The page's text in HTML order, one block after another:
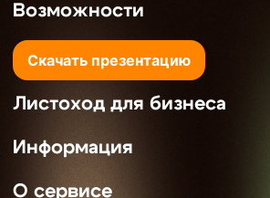
Возможности
Скачать презентацию
Листоход для бизнеса
Информация
О сервисе